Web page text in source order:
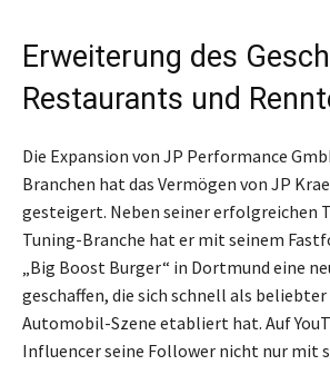
Erweiterung des
Restaurants und
Die Expansion von JP Performance
Branchen hat das Vermögen von JP
gesteigert. Neben seiner erfolgreichen
Tuning-Branche hat er mit seinem
„Big Boost Burger“ in Dortmund eine
geschaffen, die sich schnell als
Automobil-Szene etabliert hat. Auf
Influencer seine Follower nicht nur mit